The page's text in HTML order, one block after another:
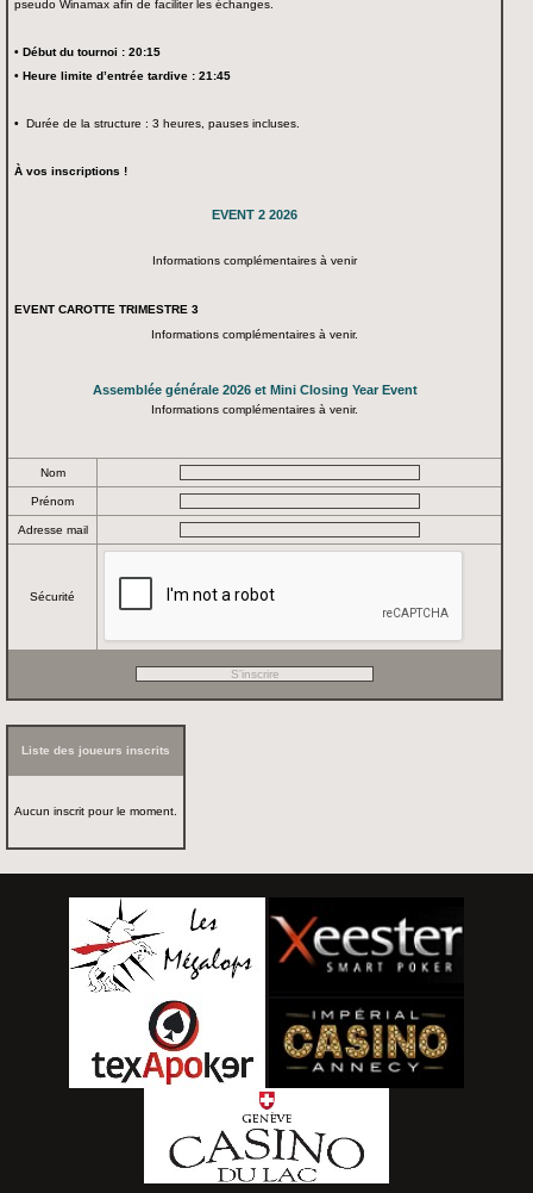
pseudo Winamax afin de faciliter les échanges.
• Début du tournoi : 20:15
• Heure limite d’entrée tardive : 21:45
• Durée de la structure : 3 heures, pauses incluses.
À vos inscriptions !
EVENT 2 2026
Informations complémentaires à venir
EVENT CAROTTE TRIMESTRE 3
Informations complémentaires à venir.
Assemblée générale 2026 et Mini Closing Year Event
Informations complémentaires à venir.
Nom
Prénom
Adresse mail
Sécurité
Liste des joueurs inscrits
Aucun inscrit pour le moment.